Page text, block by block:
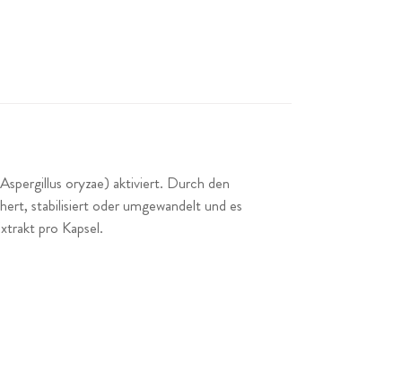
oryzae) aktiviert. Durch den
stabilisiert oder umgewandelt und es
pro Kapsel.